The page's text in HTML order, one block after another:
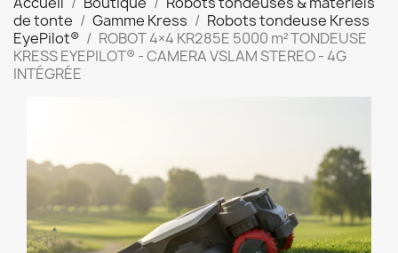
de tonte
Gamme Kress
Robots tondeuse Kress
EyePilot®
ROBOT 4×4 KR285E 5000 m² TONDEUSE
KRESS EYEPILOT® - CAMERA VSLAM STEREO - 4G
INTÉGRÉE